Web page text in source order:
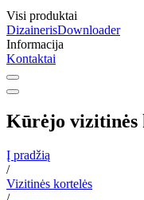
Visi produktai
DizainerisDownloader
Informacija
Kontaktai
Kūrėjo vizitinės
Į pradžią
/
Vizitinės kortelės